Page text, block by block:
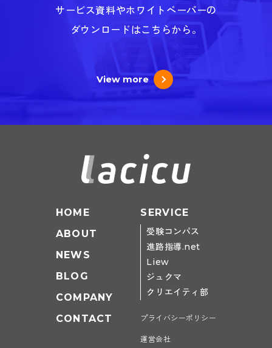
サービス資料やホワイトペーパーの
ダウンロードはこちらから。
View more
HOME
ABOUT
NEWS
BLOG
COMPANY
SERVICE
受験コンパス
進路指導.net
Liew
ジュクマ
クリエイティ部
CONTACT プライバシーポリシー
運営会社